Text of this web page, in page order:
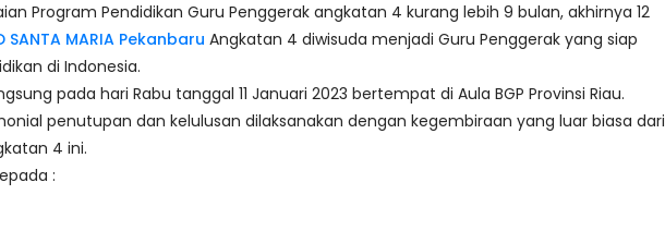
Program Pendidikan Guru Penggerak angkatan 4 kurang lebih 9 bulan, akhirnya 12
SANTA MARIA Pekanbaru Angkatan 4 diwisuda menjadi Guru Penggerak yang siap
di Indonesia.
pada hari Rabu tanggal 11 Januari 2023 bertempat di Aula BGP Provinsi Riau.
penutupan dan kelulusan dilaksanakan dengan kegembiraan yang luar biasa dari
4 ini.
: